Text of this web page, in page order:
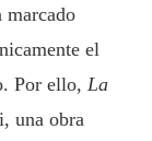
marcado
el
Por ello, La
una obra